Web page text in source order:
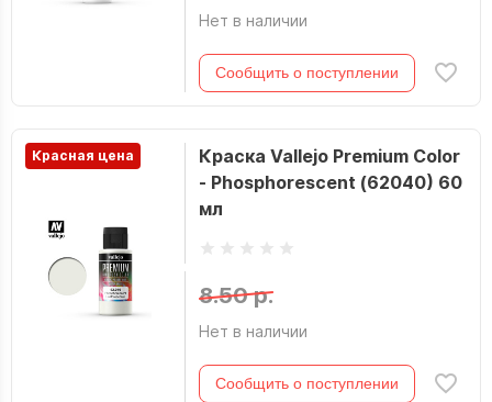
Нет в наличии
Сообщить о поступлении
Красная цена
Краска Vallejo Premium Color
- Phosphorescent (62040) 60
мл
8.50 р.
Нет в наличии
Сообщить о поступлении